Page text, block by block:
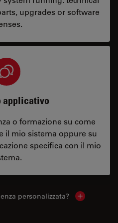
upgrades or software
applicativo
o formazione su come
il mio sistema oppure su
specifica con il mio
personalizzata? Show local